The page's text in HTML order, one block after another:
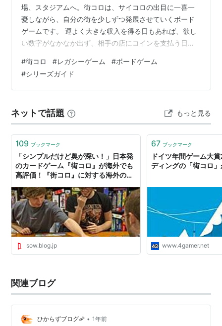
場、スタジアムへ。街コロは、サイコロの出目に一喜一
憂しながら、自分の街を少しずつ発展させていくボード
ゲームです。 運よく大きな収入を得る日もあれば、欲し
い数字がなかなか出ず、相手の店にコインを支払う日も
に施設を集めるか、安定した収入を目指すか、一度の大
当たりを狙うかという街づくりの選択が楽しめます。 現
在の街コロには、基本となる新装版、専用拡張の「街コ
コロコロ」、デジタル版などがあります。 見た目や名前
が似ていますが、すべてを自由に混ぜて遊べるわ…
#街コロ #レガシーゲーム #ボードゲーム
#シリーズガイド
ネットで話題 もっと見る
109 ブックマーク
「シンプルだけど奥が深い！」日本発
のカードゲーム『街コロ』が海外でも
高評価！『街コロ』に対する海外の反
sow.blog.jp
67 ブックマーク
ドイツ年間ゲーム大
ディングの「街コロ
www.4gamer.net
関連ブログ
ひからずブログ🦐 • 1年前